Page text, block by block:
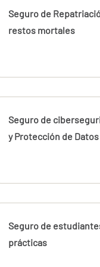
Seguro de
restos mortales
Seguro de
y Protección de Datos
Seguro de
prácticas